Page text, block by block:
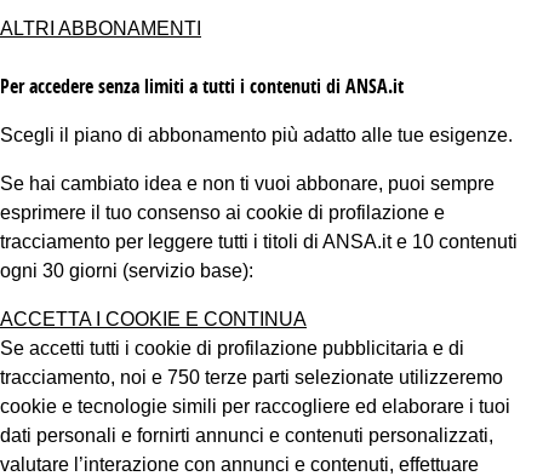
ALTRI ABBONAMENTI
Per accedere senza limiti a tutti i contenuti di ANSA.it
Scegli il piano di abbonamento più adatto alle tue esigenze.
Se hai cambiato idea e non ti vuoi abbonare, puoi sempre
esprimere il tuo consenso ai cookie di profilazione e
tracciamento per leggere tutti i titoli di ANSA.it e 10 contenuti
ogni 30 giorni (servizio base):
ACCETTA I COOKIE E CONTINUA
Se accetti tutti i cookie di profilazione pubblicitaria e di
tracciamento, noi e 750 terze parti selezionate utilizzeremo
cookie e tecnologie simili per raccogliere ed elaborare i tuoi
dati personali e fornirti annunci e contenuti personalizzati,
valutare l’interazione con annunci e contenuti, effettuare